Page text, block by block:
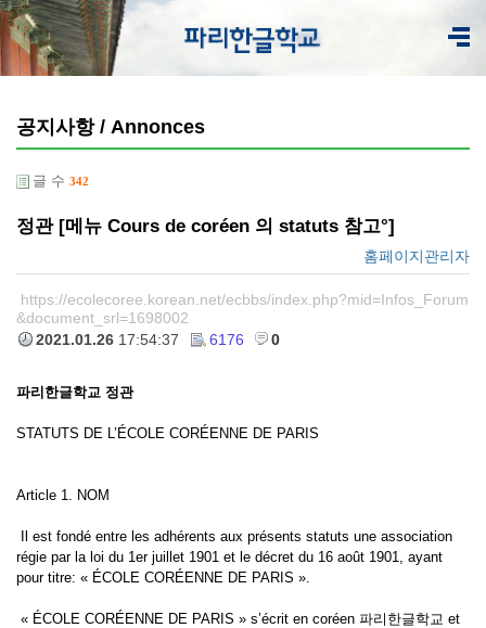
공지사항 / Annonces
글 수 342
정관 [메뉴 Cours de coréen 의 statuts 참고°]
홈페이지관리자
https://ecolecoree.korean.net/ecbbs/index.php?mid=Infos_Forum
&document_srl=1698002
2021.01.26 17:54:37 6176 0
파리한글학교 정관
STATUTS DE L’ÉCOLE CORÉENNE DE PARIS
Article 1. NOM
Il est fondé entre les adhérents aux présents statuts une association
régie par la loi du 1er juillet 1901 et le décret du 16 août 1901, ayant
pour titre: « ÉCOLE CORÉENNE DE PARIS ».
« ÉCOLE CORÉENNE DE PARIS » s’écrit en coréen 파리한글학교 et